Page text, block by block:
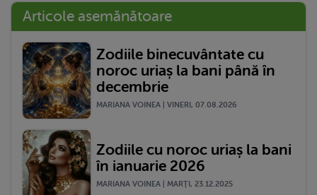
Articole asemănătoare
Zodiile binecuvântate cu
noroc uriaș la bani până în
decembrie
MARIANA VOINEA | VINERI, 07.08.2026
Zodiile cu noroc uriaș la bani
în ianuarie 2026
MARIANA VOINEA | MARŢI, 23.12.2025